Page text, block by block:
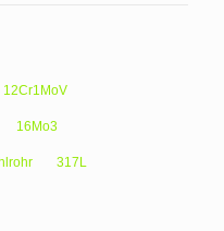
12Cr1MoV
16Mo3
317L